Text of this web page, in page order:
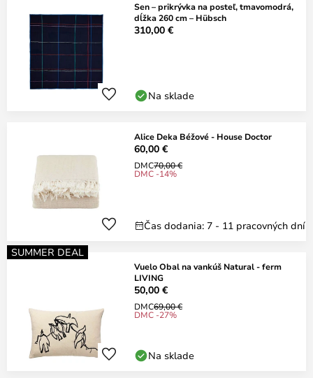
Sen – prikrývka na posteľ, tmavomodrá,
dĺžka 260 cm – Hübsch
310,00 €
Na sklade
Alice Deka Béžové - House Doctor
60,00 €
DMC70,00 €
DMC -14%
Čas dodania: 7 - 11 pracovných dní
SUMMER DEAL
Vuelo Obal na vankúš Natural - ferm
LIVING
50,00 €
DMC69,00 €
DMC -27%
Na sklade